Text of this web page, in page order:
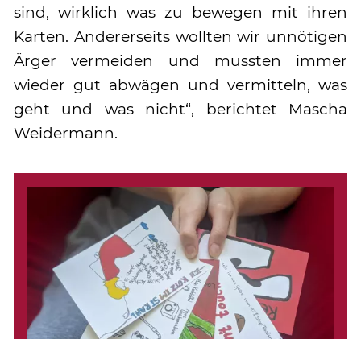
sind, wirklich was zu bewegen mit ihren
Karten. Andererseits wollten wir unnötigen
Ärger vermeiden und mussten immer
wieder gut abwägen und vermitteln, was
geht und was nicht“, berichtet Mascha
Weidermann.